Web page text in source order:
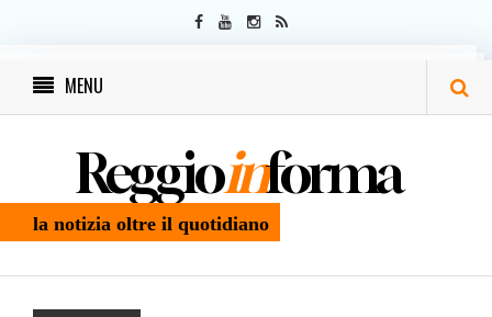
MENU
Reggioinforma
la notizia oltre il quotidiano